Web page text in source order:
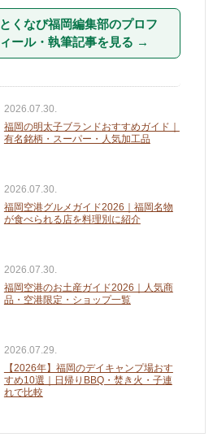
とくなび福岡編集部のプロフ
ィール・執筆記事を見る →
2026.07.30.
福岡の明太子ブランドおすすめガイド｜
有名銘柄・スーパー・人気加工品
2026.07.30.
福岡空港グルメガイド2026｜福岡名物
が食べられる店を料理別に紹介
2026.07.30.
福岡空港のお土産ガイド2026｜人気商
品・空港限定・ショップ一覧
2026.07.29.
【2026年】福岡のデイキャンプ場おす
すめ10選｜日帰りBBQ・焚き火・子連
れで比較